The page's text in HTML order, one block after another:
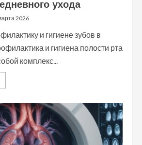
ухода
2026
и гигиене зубов в
и гигиена полости рта
комплекс...